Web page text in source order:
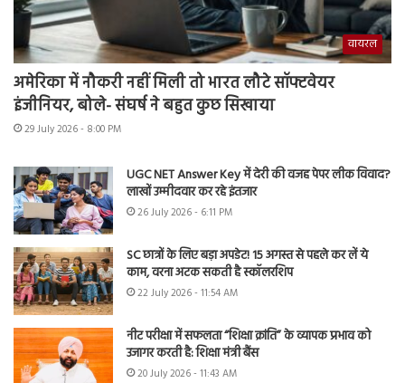
वायरल
अमेरिका में नौकरी नहीं मिली तो भारत लौटे सॉफ्टवेयर
इंजीनियर, बोले- संघर्ष ने बहुत कुछ सिखाया
29 July 2026 - 8:00 PM
UGC NET Answer Key में देरी की वजह पेपर लीक विवाद?
लाखों उम्मीदवार कर रहे इंतजार
26 July 2026 - 6:11 PM
SC छात्रों के लिए बड़ा अपडेट! 15 अगस्त से पहले कर लें ये
काम, वरना अटक सकती है स्कॉलरशिप
22 July 2026 - 11:54 AM
नीट परीक्षा में सफलता “शिक्षा क्रांति” के व्यापक प्रभाव को
उजागर करती है: शिक्षा मंत्री बैंस
20 July 2026 - 11:43 AM